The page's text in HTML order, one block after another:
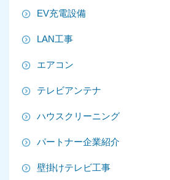
EV充電設備
LAN工事
エアコン
テレビアンテナ
ハウスクリーニング
パートナー企業紹介
壁掛けテレビ工事